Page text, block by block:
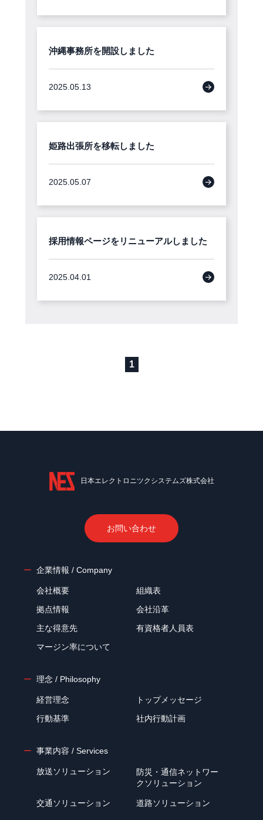
沖縄事務所を開設しました
2025.05.13
姫路出張所を移転しました
2025.05.07
採用情報ページをリニューアルしました
2025.04.01
1
日本エレクトロニツクシステムズ株式会社
お問い合わせ
企業情報 / Company
会社概要
組織表
拠点情報
会社沿革
主な得意先
有資格者人員表
マージン率について
理念 / Philosophy
経営理念
トップメッセージ
行動基準
社内行動計画
事業内容 / Services
放送ソリューション
防災・通信ネットワー
クソリューション
交通ソリューション 道路ソリューション